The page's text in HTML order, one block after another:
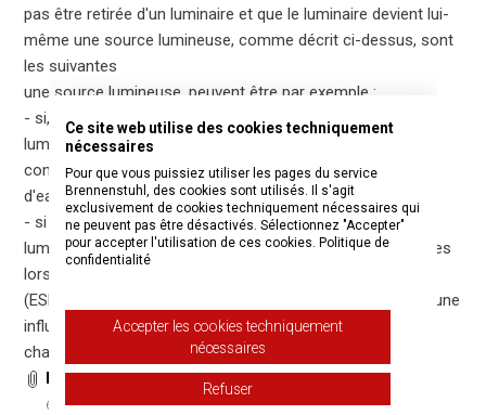
pas être retirée d'un luminaire et que le luminaire devient lui-
même une source lumineuse, comme décrit ci-dessus, sont
les suivantes
une source lumineuse, peuvent être par exemple :
- si, en raison des exigences de protection IP, le boîtier du
luminaire est collé afin d'assurer une protection efficace
contre la pénétration de
d'eau et de corps étrangers,
- si la conception du luminaire est telle que les sources
lumineuses peuvent être contaminées et/ou endommagées
lors de leur remplacement (ESD).
(ESD) et si le mode de fixation des sources lumineuses a une
influence sur les propriétés thermiques (dissipation de la
chaleur).
Erläuterung zu EEL - Lichtquellen.pdf
600 ko Télécharger
Ce site web utilise des cookies techniquement
nécessaires
Pour que vous puissiez utiliser les pages du service
Brennenstuhl, des cookies sont utilisés. Il s'agit
exclusivement de cookies techniquement nécessaires qui
ne peuvent pas être désactivés. Sélectionnez "Accepter"
pour accepter l'utilisation de ces cookies. Politique de
confidentialité
Accepter les cookies techniquement
nécessaires
Refuser